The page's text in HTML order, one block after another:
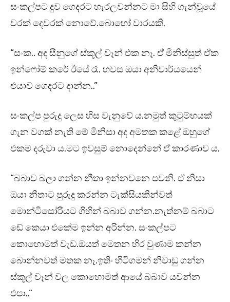
සංකල්පට දුව ගෙදරට හැරලවන්නට මා සිහි ගැන්වූයේ
වරක් දෙවරක් නොවේ.බොහෝ වාරයකි.
“සංක.. අද සීනුගේ ස්කූල් වෑන් එක නෑ. ඒ මිනිස්සුත් ඒක
ඉන්ෆෝම් කරේ ඊයේ රෑ. හවස ඔයා අනිවාර්යයෙන්
එයාව ගෙදරට දාන්න..”
සංකල්ප පුරුදු ලෙස හිස වැනුවේ ය.නමුත් කුටුම්භයක්
ගැන වගක් නැති මේ මිනිසා අද අමතක කළේ ඔහුගේ
එකම දරුවා ය.මට ඉවසුම් නොදෙන්නේ ඒ කාරණාව ය.
“බබාව බලා ගන්න නීතා ඉන්නවනෙ පවනි. ඒ නිසා
ඔයා නීතාට පුරුදු කරන්න ටැක්සියකින්වත්
මොන්ටිසෝරියට ගිහින් බබාව ගන්න.නැත්නම් බබාට
ඩේ කෙයා එකේම ඉන්න අරින්න. සංකල්පට
කොහොමත් වැඩ.ඔයත් මෙතන හිර වුණාම කන්න
බොන්නවත් මතක නෑ.ඉතිං හිටිගමන් නිවාඩු ගන්න
ස්කූල් වෑන් වල කොහොමත් ආයේ බබාව යවන්න
එපා..”